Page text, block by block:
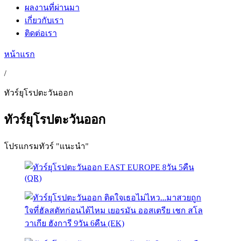
ผลงานที่ผ่านมา
เกี่ยวกับเรา
ติดต่อเรา
หน้าแรก
/
ทัวร์ยุโรปตะวันออก
ทัวร์ยุโรปตะวันออก
โปรแกรมทัวร์ "แนะนำ"